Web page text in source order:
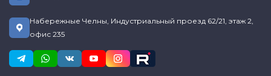
Набережные Челны, Индустриальный проезд 62/21, этаж 2,
офис 235